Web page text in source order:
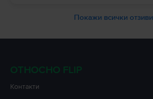
Покажи всички отзиви
ОТНОСНО FLIP
Контакти